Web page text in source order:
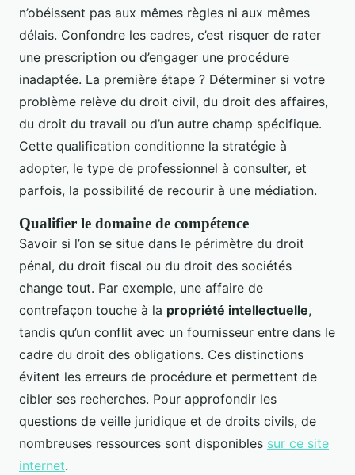
n’obéissent pas aux mêmes règles ni aux mêmes
délais. Confondre les cadres, c’est risquer de rater
une prescription ou d’engager une procédure
inadaptée. La première étape ? Déterminer si votre
problème relève du droit civil, du droit des affaires,
du droit du travail ou d’un autre champ spécifique.
Cette qualification conditionne la stratégie à
adopter, le type de professionnel à consulter, et
parfois, la possibilité de recourir à une médiation.
Qualifier le domaine de compétence
Savoir si l’on se situe dans le périmètre du droit
pénal, du droit fiscal ou du droit des sociétés
change tout. Par exemple, une affaire de
contrefaçon touche à la propriété intellectuelle,
tandis qu’un conflit avec un fournisseur entre dans le
cadre du droit des obligations. Ces distinctions
évitent les erreurs de procédure et permettent de
cibler ses recherches. Pour approfondir les
questions de veille juridique et de droits civils, de
nombreuses ressources sont disponibles sur ce site
internet.